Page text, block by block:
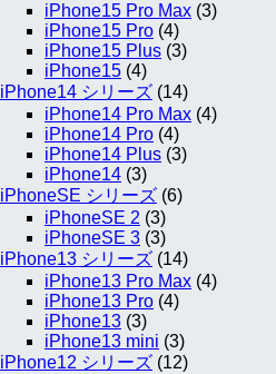
iPhone15 Pro Max (3)
iPhone15 Pro (4)
iPhone15 Plus (3)
iPhone15 (4)
iPhone14 シリーズ (14)
iPhone14 Pro Max (4)
iPhone14 Pro (4)
iPhone14 Plus (3)
iPhone14 (3)
iPhoneSE シリーズ (6)
iPhoneSE 2 (3)
iPhoneSE 3 (3)
iPhone13 シリーズ (14)
iPhone13 Pro Max (4)
iPhone13 Pro (4)
iPhone13 (3)
iPhone13 mini (3)
iPhone12 シリーズ (12)